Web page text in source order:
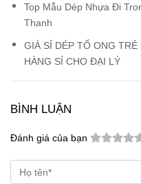
Top Mẫu Dép Nhựa Đi
Thanh
GIÁ SỈ DÉP TỔ ONG
HÀNG SỈ CHO ĐẠI LÝ
BÌNH LUẬN
Đánh giá của bạn